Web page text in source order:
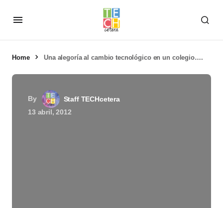
Home Una alegoría al cambio tecnológico en un colegio….
By
Staff TECHcetera
13 abril, 2012